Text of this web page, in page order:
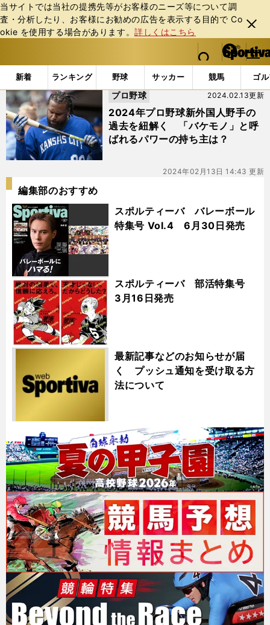
当サイトでは当社の提携先等がお客様のニーズ等について調
査・分析したり、お客様にお勧めの広告を表⽰する⽬的で Co
okie を使⽤する場合があります。詳しくはこちら
閉じ
る
web Sportiva (webスポルティーバ)
検索
マイペ
ー
ジ
メニュ
新着 ランキング 野球 サッカー 競馬 ゴ
b
ス
ポ
ル
テ
ィ
ー
バ
「#レイノルズ」の最新ニュース・ 情報
2024年プロ野球新外国人野手の
過去を紐解く 「バケモノ」と呼
ばれるパワーの持ち主は？
2024.02.13更新
プロ野球
2024年02月13日 14:43 更新
編集部のおすすめ
スポルティーバ バレーボール
特集号 Vol.4 6月30日発売
スポルティーバ 部活特集号
3月16日発売
最新記事などのお知らせが届
く プッシュ通知を受け取る方
法について